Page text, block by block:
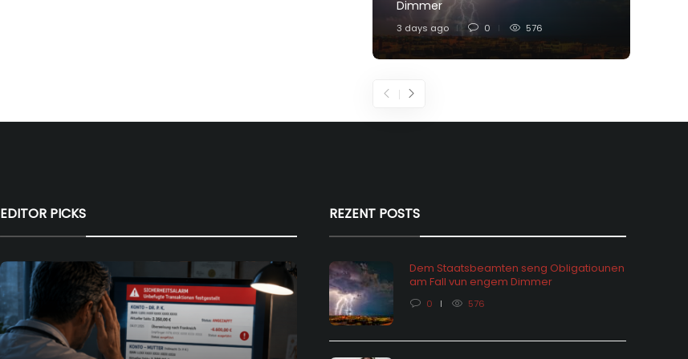
Dimmer
3 days ago 0 576
EDITOR PICKS REZENT POSTS
Dem Staatsbeamten seng Obligatiounen
am Fall vun engem Dimmer
0 576